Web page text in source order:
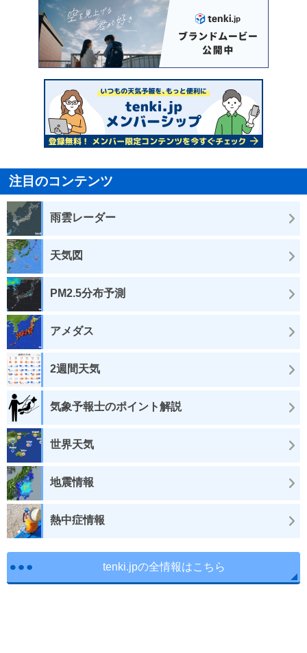
注目のコンテンツ
雨雲レーダー
天気図
PM2.5分布予測
アメダス
2週間天気
気象予報士のポイント解説
世界天気
地震情報
熱中症情報
tenki.jpの全情報はこちら